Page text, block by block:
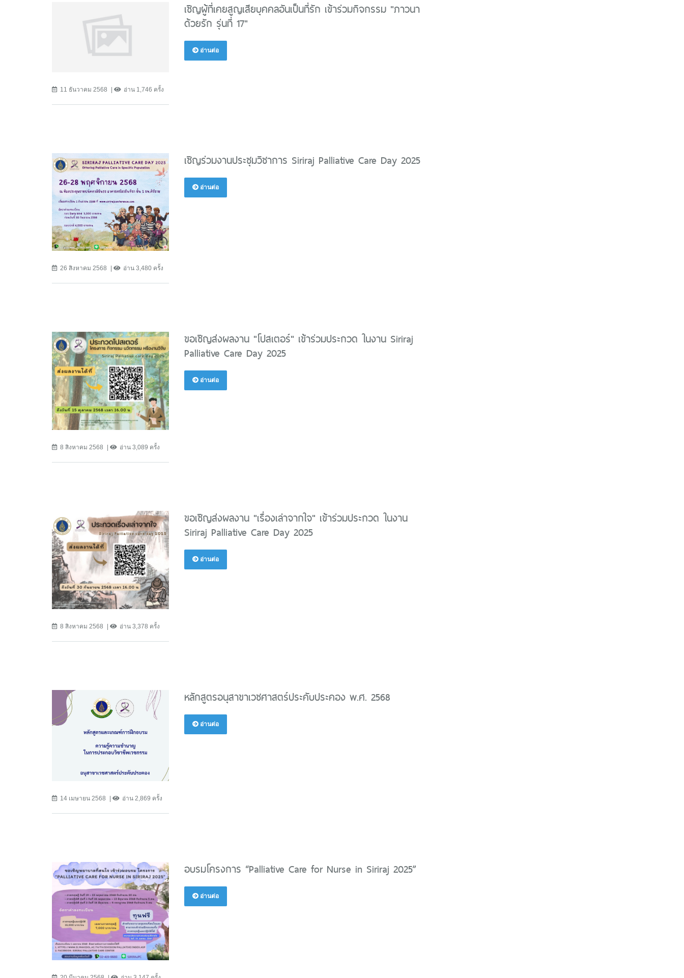
11 ธันวาคม 2568 อ่าน 1,746 ครั้ง
เชิญผู้ที่เคยสูญเสียบุคคลอันเป็นที่รัก เข้าร่วมกิจกรรม "ภาวนา
ด้วยรัก รุ่นที่ 17"
อ่านต่อ
26 สิงหาคม 2568 อ่าน 3,480 ครั้ง
เชิญร่วมงานประชุมวิชาการ Siriraj Palliative Care Day 2025
อ่านต่อ
8 สิงหาคม 2568 อ่าน 3,089 ครั้ง
ขอเชิญส่งผลงาน "โปสเตอร์" เข้าร่วมประกวด ในงาน Siriraj
Palliative Care Day 2025
อ่านต่อ
8 สิงหาคม 2568 อ่าน 3,378 ครั้ง
ขอเชิญส่งผลงาน "เรื่องเล่าจากใจ" เข้าร่วมประกวด ในงาน
Siriraj Palliative Care Day 2025
อ่านต่อ
14 เมษายน 2568 อ่าน 2,869 ครั้ง
หลักสูตรอนุสาขาเวชศาสตร์ประคับประคอง พ.ศ. 2568
อ่านต่อ
อบรมโครงการ “Palliative Care for Nurse in Siriraj 2025”
อ่านต่อ